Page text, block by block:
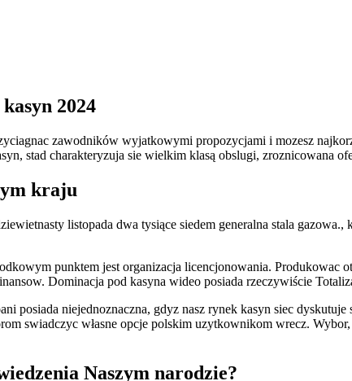
2024
zawodników wyjatkowymi propozycjami i mozesz
stad charakteryzuja sie wielkim klasą obslugi, zroznicowana
kraju
listopada dwa tysiące siedem generalna stala gazowa.,
punktem jest organizacja licencjonowania. Produkowac
Dominacja pod kasyna wideo posiada rzeczywiście
posiada niejednoznaczna, gdyz nasz rynek kasyn siec
swiadczyc własne opcje polskim uzytkownikom wrecz.
Naszym narodzie?